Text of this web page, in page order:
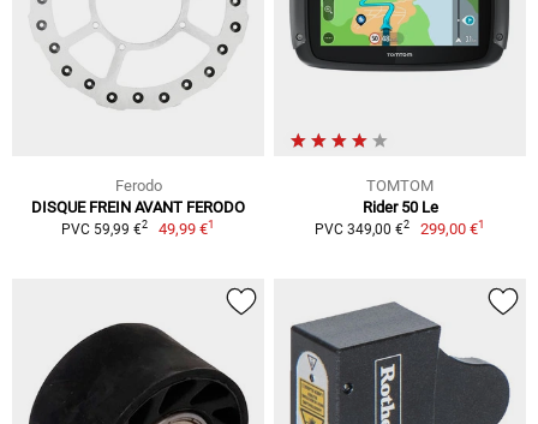
Ferodo
DISQUE FREIN AVANT FERODO
PVC 59,99 €2 49,99 €1
TOMTOM
Rider 50 Le
PVC 349,00 €2 299,00 €1